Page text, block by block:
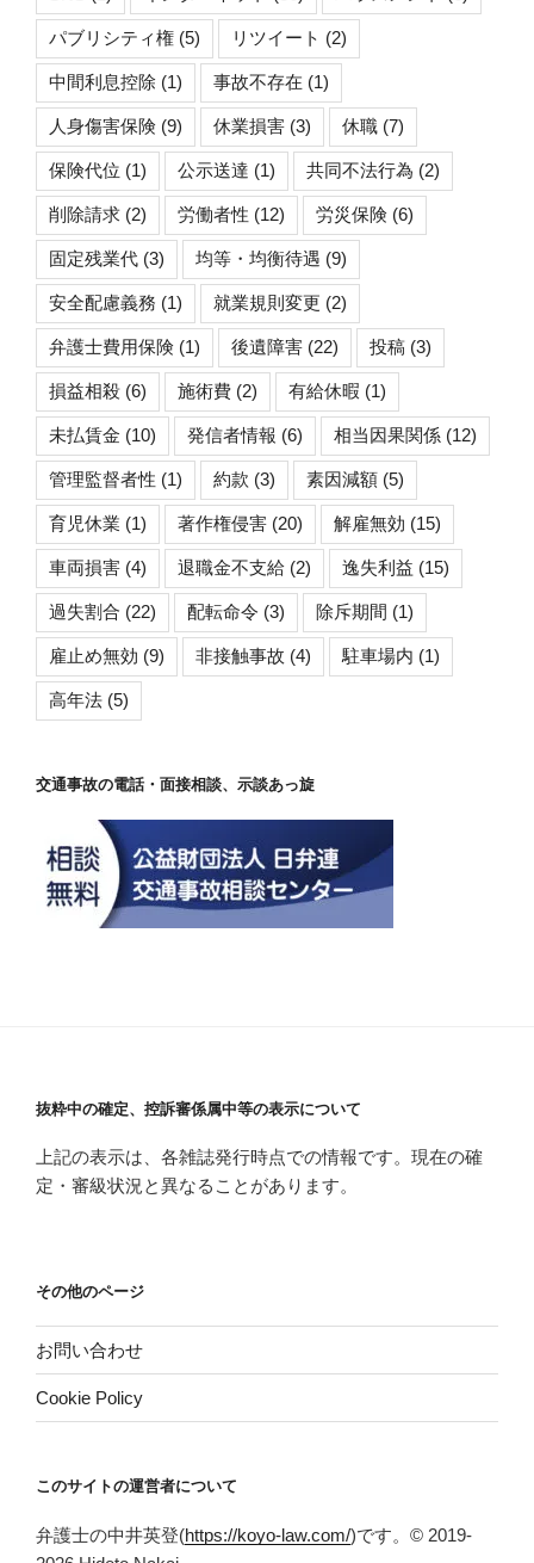
パブリシティ権 (5) リツイート (2)
中間利息控除 (1) 事故不存在 (1)
人身傷害保険 (9) 休業損害 (3) 休職 (7)
保険代位 (1) 公示送達 (1) 共同不法行為 (2)
削除請求 (2) 労働者性 (12) 労災保険 (6)
固定残業代 (3) 均等・均衡待遇 (9)
安全配慮義務 (1) 就業規則変更 (2)
弁護士費用保険 (1) 後遺障害 (22) 投稿 (3)
損益相殺 (6) 施術費 (2) 有給休暇 (1)
未払賃金 (10) 発信者情報 (6) 相当因果関係 (12)
管理監督者性 (1) 約款 (3) 素因減額 (5)
育児休業 (1) 著作権侵害 (20) 解雇無効 (15)
車両損害 (4) 退職金不支給 (2) 逸失利益 (15)
過失割合 (22) 配転命令 (3) 除斥期間 (1)
雇止め無効 (9) 非接触事故 (4) 駐車場内 (1)
高年法 (5)
交通事故の電話・面接相談、示談あっ旋
抜粋中の確定、控訴審係属中等の表示について
上記の表示は、各雑誌発行時点での情報です。現在の確
定・審級状況と異なることがあります。
その他のページ
お問い合わせ
Cookie Policy
このサイトの運営者について
弁護士の中井英登(https://koyo-law.com/)です。© 2019-